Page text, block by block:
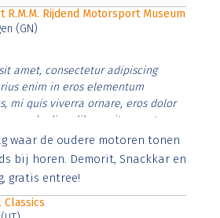
R.M.M. Rijdend Motorsport Museum
(GN)
amet, consectetur adipiscing
enim in eros elementum
mi quis viverra ornare, eros dolor
diam libero vitae erat.
et justo cursus id rutrum lorem
vitae risus tristique posuere.
waar de oudere motoren tonen
bij horen. Demorit, Snackkar en
gratis entree!
Classics